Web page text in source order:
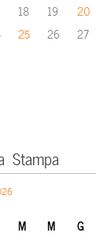
18 19 20
25 26 27
Stampa
M M G